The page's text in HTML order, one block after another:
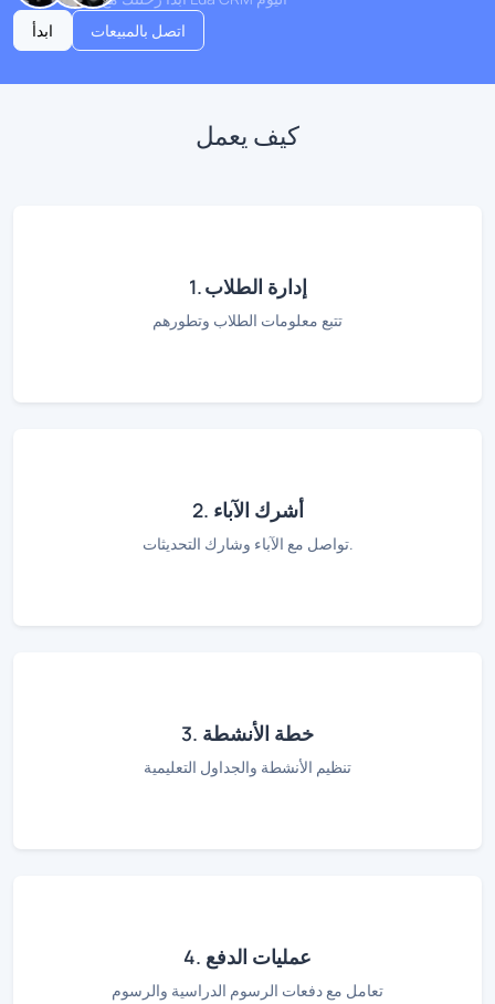
ابدأ
اتصل بالمبيعات
كيف يعمل
1. إدارة الطلاب
تتبع معلومات الطلاب وتطورهم
2. أشرك الآباء
تواصل مع الآباء وشارك التحديثات.
3. خطة الأنشطة
تنظيم الأنشطة والجداول التعليمية
4. عمليات الدفع
تعامل مع دفعات الرسوم الدراسية والرسوم